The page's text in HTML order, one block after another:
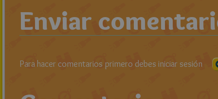
Enviar
Para hacer comentarios primero debes iniciar sesión